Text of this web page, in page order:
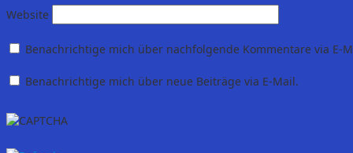
Website
Benachrichtige mich über nachfolgende Kommentare via E-
Benachrichtige mich über neue Beiträge via E-Mail.